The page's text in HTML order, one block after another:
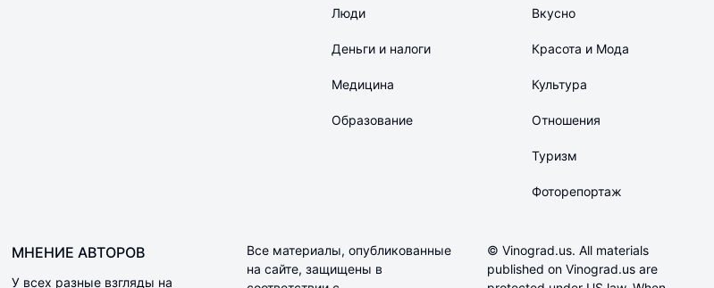
Люди
Деньги и налоги
Медицина
Образование
Вкусно
Красота и Мода
Культура
Отношения
Туризм
Фоторепортаж
МНЕНИЕ АВТОРОВ
У всех разные взгляды на
Все материалы, опубликованные
на сайте, защищены в
© Vinograd.us. All materials
published on Vinograd.us are